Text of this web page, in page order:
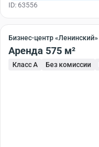
ID: 63556
Бизнес-центр «Ленинский»
Аренда 575 м²
Класс A Без комиссии